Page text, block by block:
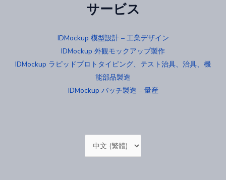
サービス
IDMockup 模型設計 – 工業デザイン
IDMockup 外観モックアップ製作
IDMockup ラピッドプロトタイピング、テスト治具、治具、機
能部品製造
IDMockup バッチ製造 – 量産
Choose
a